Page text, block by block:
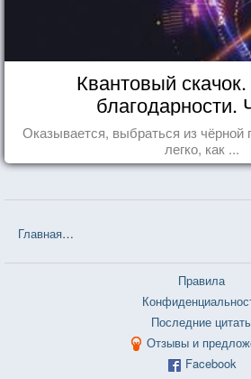
Квантовый
благодарности.
Оказывается, выбраться из чёрной
легко, как ...
Главная
Правила
Последние
Отзывы и
Facebook